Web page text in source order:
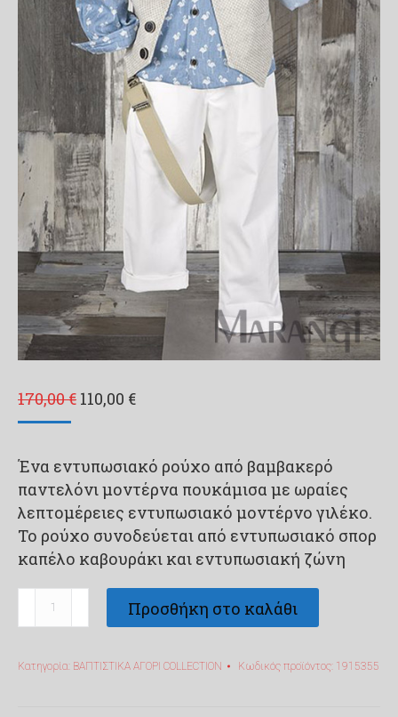
170,00€ Original
170,00 €.
110,00 €Η
είναι:
110,00 €.
Ένα εντυπωσιακό ρούχο από βαμβακερό
παντελόνι μοντέρνα πουκάμισα με ωραίες
λεπτομέρειες εντυπωσιακό μοντέρνο γιλέκο.
Το ρούχο συνοδεύεται από εντυπωσιακό σπορ
καπέλο καβουράκι και εντυπωσιακή ζώνη
αγόρι
Προσθήκη στο καλάθι
Κατηγορία: ΒΑΠΤΙΣΤΙΚΑ ΑΓΟΡΙ COLLECTION Κωδικός προϊόντος: 1915355